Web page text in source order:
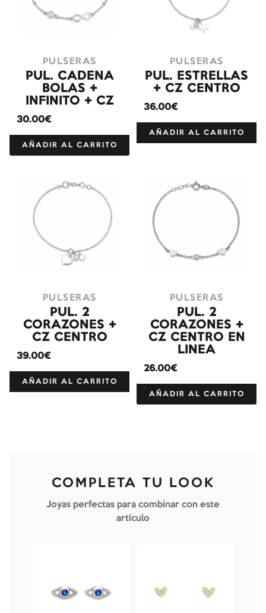
PULSERAS
PUL. CADENA
BOLAS +
INFINITO + CZ
30.00€
AÑADIR AL CARRITO
PULSERAS
PUL. ESTRELLAS
+ CZ CENTRO
36.00€
AÑADIR AL CARRITO
PULSERAS
PUL. 2
CORAZONES +
CZ CENTRO
39.00€
AÑADIR AL CARRITO
PULSERAS
PUL. 2
CORAZONES +
CZ CENTRO EN
LINEA
26.00€
AÑADIR AL CARRITO
COMPLETA TU LOOK
Joyas perfectas para combinar con este
artículo